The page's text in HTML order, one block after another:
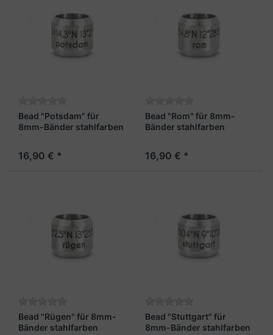
Bead "Potsdam" für
8mm-Bänder stahlfarben
16,90 € *
Bead "Rom" für 8mm-
Bänder stahlfarben
16,90 € *
Bead "Rügen" für 8mm-
Bänder stahlfarben
Bead "Stuttgart" für
8mm-Bänder stahlfarben